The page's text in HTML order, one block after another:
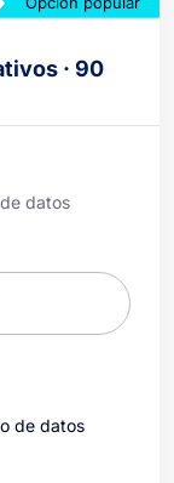
· 90
datos
de datos